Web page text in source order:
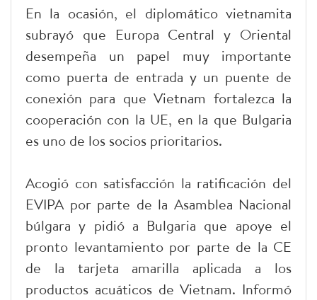
En la ocasión, el diplomático vietnamita
subrayó que Europa Central y Oriental
desempeña un papel muy importante
como puerta de entrada y un puente de
conexión para que Vietnam fortalezca la
cooperación con la UE, en la que Bulgaria
es uno de los socios prioritarios.
Acogió con satisfacción la ratificación del
EVIPA por parte de la Asamblea Nacional
búlgara y pidió a Bulgaria que apoye el
pronto levantamiento por parte de la CE
de la tarjeta amarilla aplicada a los
productos acuáticos de Vietnam. Informó